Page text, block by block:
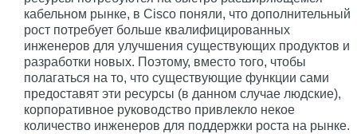
кабельном рынке, в Cisco поняли, что дополнительный
рост потребует больше квалифицированных
инженеров для улучшения существующих продуктов и
разработки новых. Поэтому, вместо того, чтобы
полагаться на то, что существующие функции сами
предоставят эти ресурсы (в данном случае людские),
корпоративное руководство привлекло некое
количество инженеров для поддержки роста на рынке.